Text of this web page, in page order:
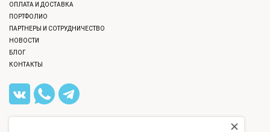
ОПЛАТА И ДОСТАВКА
ПОРТФОЛИО
ПАРТНЕРЫ И СОТРУДНИЧЕСТВО
НОВОСТИ
БЛОГ
КОНТАКТЫ